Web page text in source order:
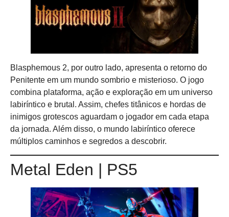
Blasphemous 2, por outro lado, apresenta o retorno do
Penitente em um mundo sombrio e misterioso. O jogo
combina plataforma, ação e exploração em um universo
labiríntico e brutal. Assim, chefes titânicos e hordas de
inimigos grotescos aguardam o jogador em cada etapa
da jornada. Além disso, o mundo labiríntico oferece
múltiplos caminhos e segredos a descobrir.
Metal Eden | PS5